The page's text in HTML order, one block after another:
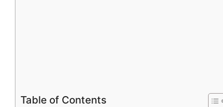
Table of Contents